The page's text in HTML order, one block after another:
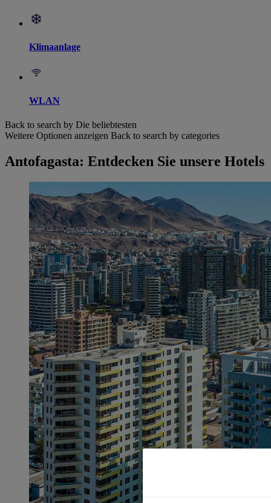
Klimaanlage
WLAN
Back to search by Die beliebtesten
Weitere Optionen anzeigen Back to search by categories
Antofagasta: Entdecken Sie unsere Hotels